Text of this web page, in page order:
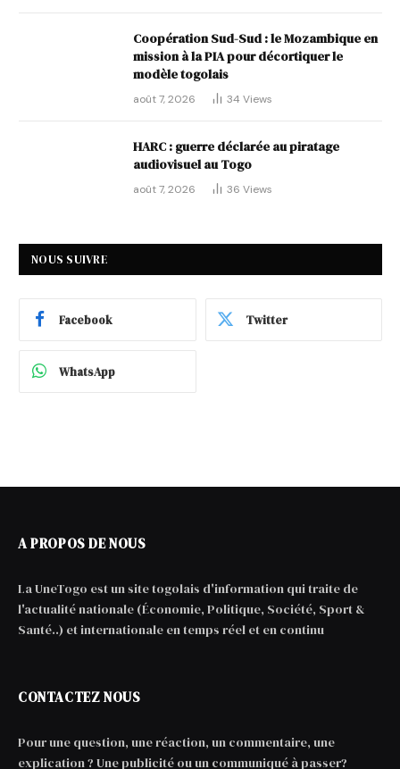
Coopération Sud-Sud : le Mozambique en
mission à la PIA pour décortiquer le
modèle togolais
août 7, 2026 34 Views
HARC : guerre déclarée au piratage
audiovisuel au Togo
août 7, 2026 36 Views
NOUS SUIVRE
Facebook Twitter
WhatsApp
A PROPOS DE NOUS
La UneTogo est un site togolais d'information qui traite de
l'actualité nationale (Économie, Politique, Société, Sport &
Santé..) et internationale en temps réel et en continu
CONTACTEZ NOUS
Pour une question, une réaction, un commentaire, une
explication ? Une publicité ou un communiqué à passer?